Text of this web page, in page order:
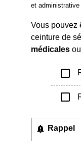
et
Vous pouvez
ceinture de
médicales ou
check_box_outline_blank
check_box_outline_blank
notification_important Rappel